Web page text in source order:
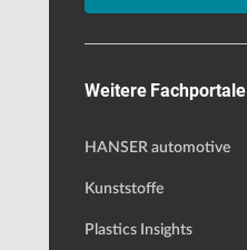
Weitere Fachportale
HANSER automotive
Kunststoffe
Plastics Insights